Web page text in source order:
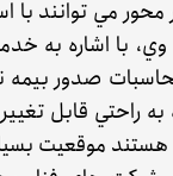
مي توانند با
با اشاره به
صدور بيمه
راحتي قابل
موقعيت